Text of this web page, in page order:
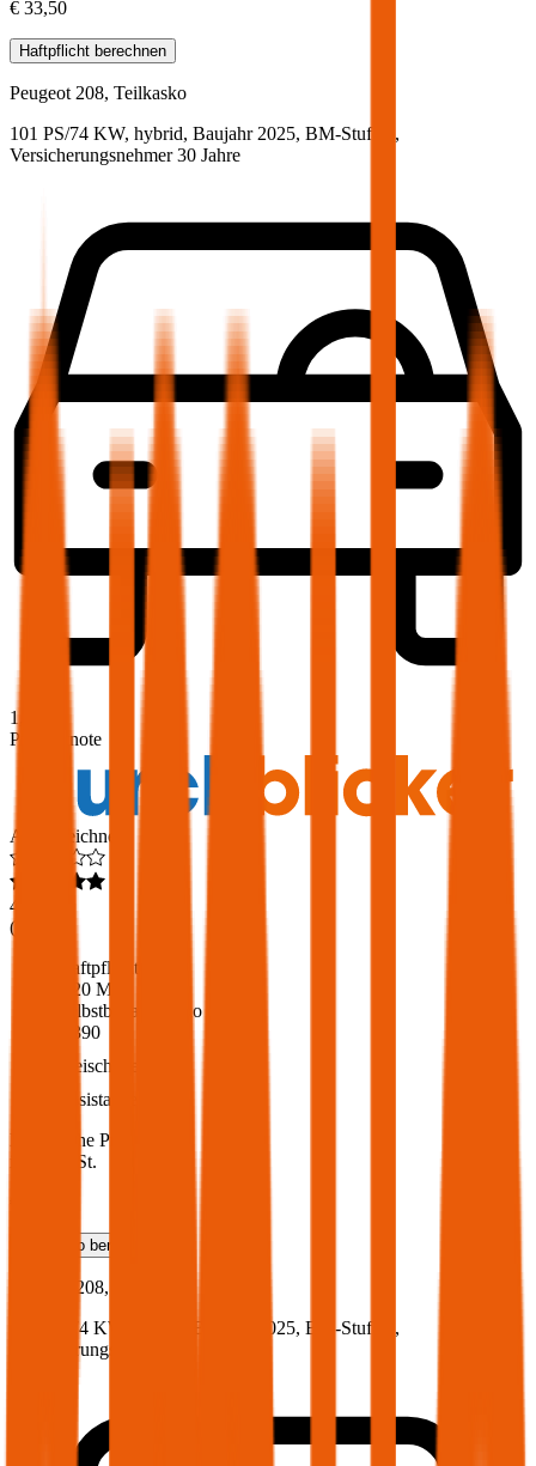
€ 33,50
Haftpflicht berechnen
Peugeot208, Teilkasko
101 PS/74 KW, hybrid, Baujahr 2025, BM-Stufe
,
Versicherungsnehmer 30 Jahre
1,9
Produktnote
Ausgezeichnet
4,6
(
Haftpflicht
€ 20 Mio.
Selbstbehalt Kasko
€ 390
Freischaden
Assistance
Monatliche Prämie
inkl. mVSt.
Teilkasko berechnen
208, Vollkasko
101 PS/74 KW, hybrid, Baujahr 2025, BM-Stufe
,
Versicherungsnehmer 30 Jahre